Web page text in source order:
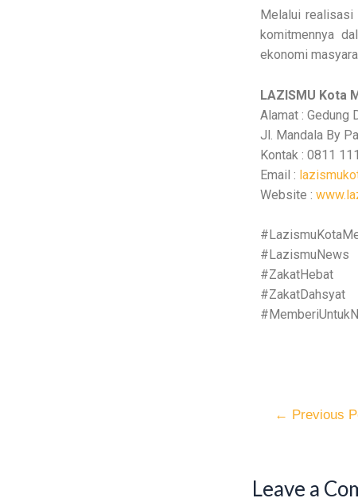
Melalui realisasi
komitmennya
ekonomi
LAZISMU Kota
Alamat : Gedung
Jl. Mandala By
Kontak : 0811
Email :
Website :
#LazismuNews
#ZakatHebat
#ZakatDahsyat
← Previous
Leave a